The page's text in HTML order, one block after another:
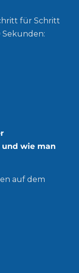
für Schritt
wie man
auf dem